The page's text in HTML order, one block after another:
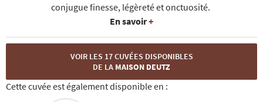
conjugue finesse, légèreté et onctuosité.
En savoir+
VOIR LES 17 CUVÉES DISPONIBLES
DE LA MAISON DEUTZ
Cette cuvée est également disponible en :